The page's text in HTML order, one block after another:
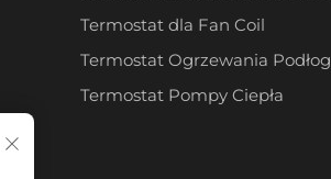
Termostat dla Fan Coil
Termostat Ogrzewania
Termostat Pompy Ciepła